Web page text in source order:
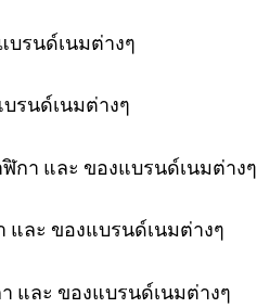
บรนด์เนมต่างๆ
รนด์เนมต่างๆ
กา และ ของแบรนด์เนมต่างๆ
ละ ของแบรนด์เนมต่างๆ
และ ของแบรนด์เนมต่างๆ